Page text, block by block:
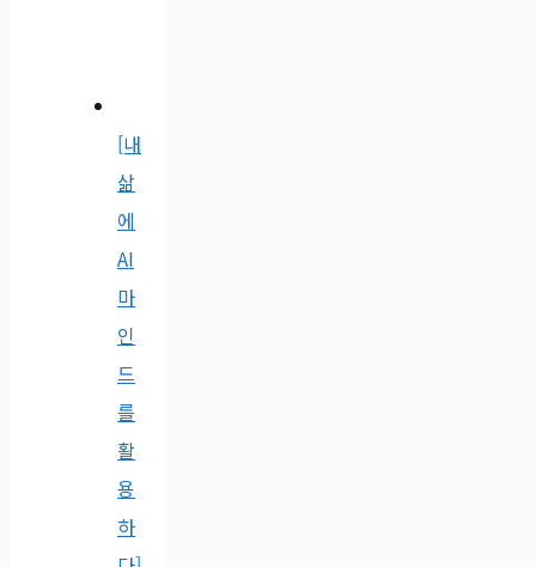
[내
삶
에
AI
마
인
드
를
활
용
하